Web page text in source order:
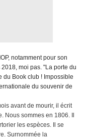
notamment pour son
moi pas. "La porte du
du Book club ! Impossible
du souvenir de
avant de mourir, il écrit
sommes en 1806. Il
les espèces. Il se
Surnommée la